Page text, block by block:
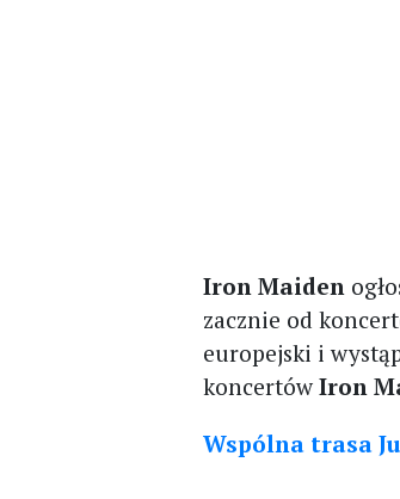
Iron Maiden
zacznie od
europejski i
koncertów Iron
Wspólna trasa